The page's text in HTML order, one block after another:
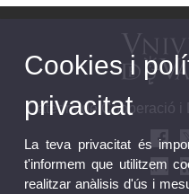
Càtedra de Cooperació
Cookies i
privacitat
La teva privacitat és
t'informem que utilitzem
realitzar anàlisis d'ús i